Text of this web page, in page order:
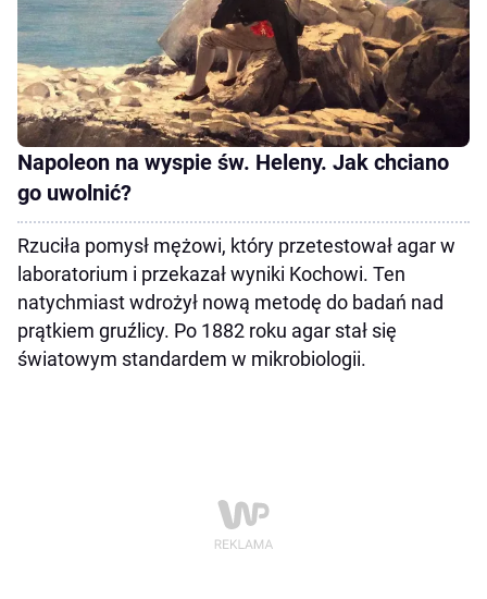
Napoleon na wyspie św. Heleny. Jak chciano
go uwolnić?
Rzuciła pomysł mężowi, który przetestował agar w
laboratorium i przekazał wyniki Kochowi. Ten
natychmiast wdrożył nową metodę do badań nad
prątkiem gruźlicy. Po 1882 roku agar stał się
światowym standardem w mikrobiologii.